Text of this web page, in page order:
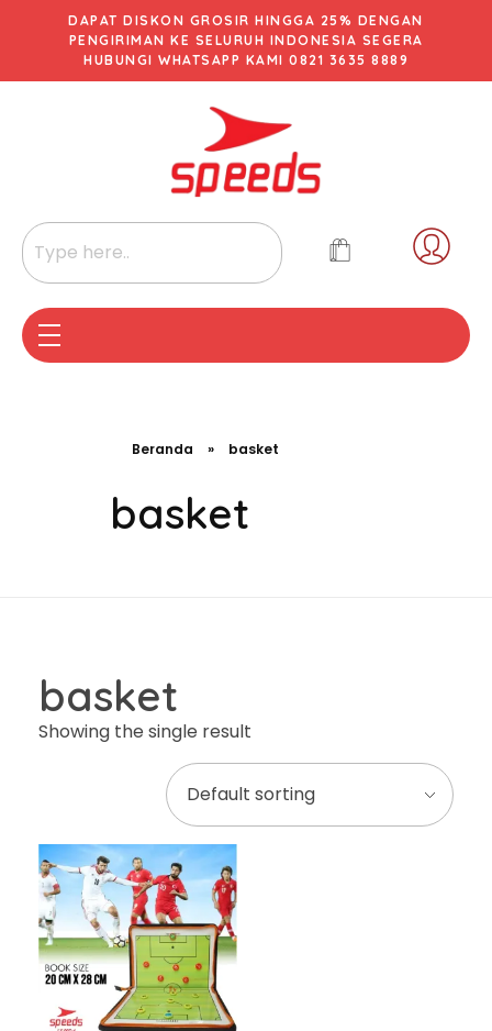
DAPAT DISKON GROSIR HINGGA 25% DENGAN
PENGIRIMAN KE SELURUH INDONESIA SEGERA
HUBUNGI WHATSAPP KAMI 0821 3635 8889
Beranda » basket
basket
basket
Showing the single result